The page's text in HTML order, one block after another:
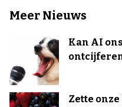
Meer Nieuws
Kan AI
Zette